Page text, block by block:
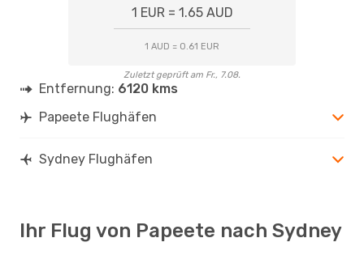
1 EUR = 1.65 AUD
1 AUD = 0.61 EUR
Zuletzt geprüft am Fr., 7.08.
Entfernung: 6120 kms
Papeete Flughäfen
Sydney Flughäfen
Ihr Flug von Papeete nach Sydney